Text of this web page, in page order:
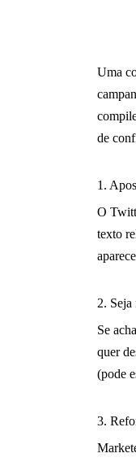
Uma
de
1.
O
texto
2. Seja
Se
quer
(pode
3.